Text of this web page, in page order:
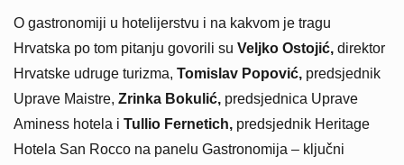
O gastronomiji u hotelijerstvu i na kakvom je tragu
Hrvatska po tom pitanju govorili su Veljko Ostojić, direktor
Hrvatske udruge turizma, Tomislav Popović, predsjednik
Uprave Maistre, Zrinka Bokulić, predsjednica Uprave
Aminess hotela i Tullio Fernetich, predsjednik Heritage
Hotela San Rocco na panelu Gastronomija – ključni